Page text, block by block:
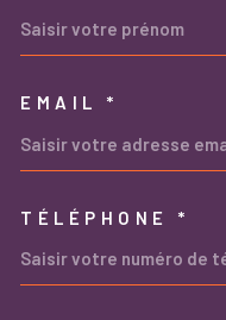
EMAIL *
TÉLÉPHONE *